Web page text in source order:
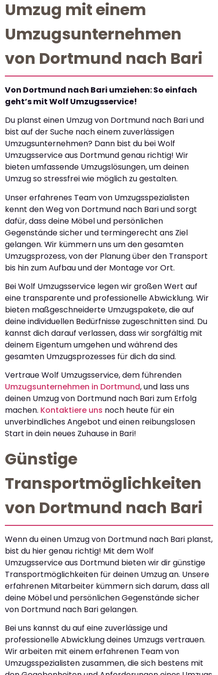
Umzug mit einem
Umzugsunternehmen
von Dortmund nach Bari
Von Dortmund nach Bari umziehen: So einfach
geht’s mit Wolf Umzugsservice!
Du planst einen Umzug von Dortmund nach Bari und
bist auf der Suche nach einem zuverlässigen
Umzugsunternehmen? Dann bist du bei Wolf
Umzugsservice aus Dortmund genau richtig! Wir
bieten umfassende Umzugslösungen, um deinen
Umzug so stressfrei wie möglich zu gestalten.
Unser erfahrenes Team von Umzugsspezialisten
kennt den Weg von Dortmund nach Bari und sorgt
dafür, dass deine Möbel und persönlichen
Gegenstände sicher und termingerecht ans Ziel
gelangen. Wir kümmern uns um den gesamten
Umzugsprozess, von der Planung über den Transport
bis hin zum Aufbau und der Montage vor Ort.
Bei Wolf Umzugsservice legen wir großen Wert auf
eine transparente und professionelle Abwicklung. Wir
bieten maßgeschneiderte Umzugspakete, die auf
deine individuellen Bedürfnisse zugeschnitten sind. Du
kannst dich darauf verlassen, dass wir sorgfältig mit
deinem Eigentum umgehen und während des
gesamten Umzugsprozesses für dich da sind.
Vertraue Wolf Umzugsservice, dem führenden
Umzugsunternehmen in Dortmund, und lass uns
deinen Umzug von Dortmund nach Bari zum Erfolg
machen. Kontaktiere uns noch heute für ein
unverbindliches Angebot und einen reibungslosen
Start in dein neues Zuhause in Bari!
Günstige
Transportmöglichkeiten
von Dortmund nach Bari
Wenn du einen Umzug von Dortmund nach Bari planst,
bist du hier genau richtig! Mit dem Wolf
Umzugsservice aus Dortmund bieten wir dir günstige
Transportmöglichkeiten für deinen Umzug an. Unsere
erfahrenen Mitarbeiter kümmern sich darum, dass all
deine Möbel und persönlichen Gegenstände sicher
von Dortmund nach Bari gelangen.
Bei uns kannst du auf eine zuverlässige und
professionelle Abwicklung deines Umzugs vertrauen.
Wir arbeiten mit einem erfahrenen Team von
Umzugsspezialisten zusammen, die sich bestens mit